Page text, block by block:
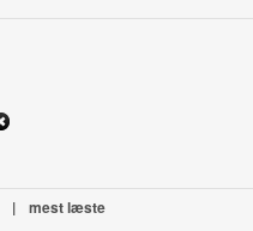
| mest læste